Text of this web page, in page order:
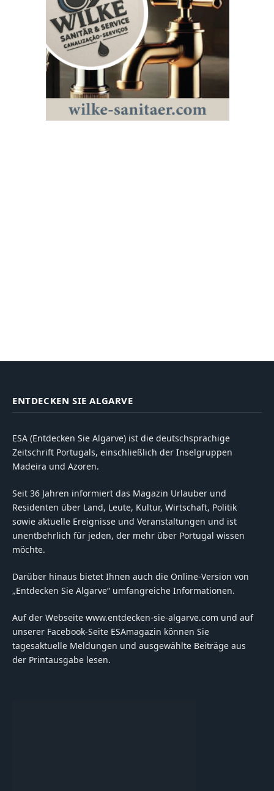
ENTDECKEN SIE ALGARVE
ESA (Entdecken Sie Algarve) ist die deutschsprachige
Zeitschrift Portugals, einschließlich der Inselgruppen
Madeira und Azoren.
Seit 36 Jahren informiert das Magazin Urlauber und
Residenten über Land, Leute, Kultur, Wirtschaft, Politik
sowie aktuelle Ereignisse und Veranstaltungen und ist
unentbehrlich für jeden, der mehr über Portugal wissen
möchte.
Darüber hinaus bietet Ihnen auch die Online-Version von
„Entdecken Sie Algarve“ umfangreiche Informationen.
Auf der Webseite www.entdecken-sie-algarve.com und auf
unserer Facebook-Seite ESAmagazin können Sie
tagesaktuelle Meldungen und ausgewählte Beiträge aus
der Printausgabe lesen.